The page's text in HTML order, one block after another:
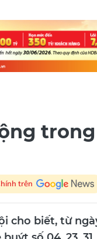
trong
trên
cho biết, từ